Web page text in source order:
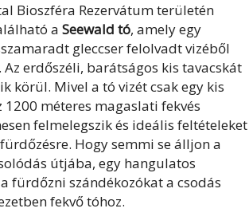
Bioszféra Rezervátum területén
a Seewald tó, amely egy
gleccser felolvadt vizéből
erdőszéli, barátságos kis tavacskát
körül. Mivel a tó vizét csak egy kis
méteres magaslati fekvés
felmelegszik és ideális feltételeket
Hogy semmi se álljon a
útjába, egy hangulatos
fürdőzni szándékozókat a csodás
fekvő tóhoz.